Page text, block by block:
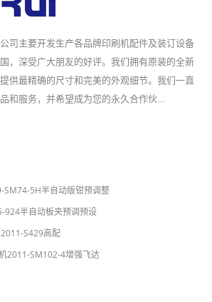
司主要开发生产各品牌印刷机配件及装订设备
，深受广大朋友的好评。我们拥有原装的全新
供最精确的尺寸和完美的外观细节。我们一直
和服务，并希望成为您的永久合作伙...
SM74-5H半自动版钳预调整
924半自动板夹预调预设
S429高配
2011-SM102-4增强飞达